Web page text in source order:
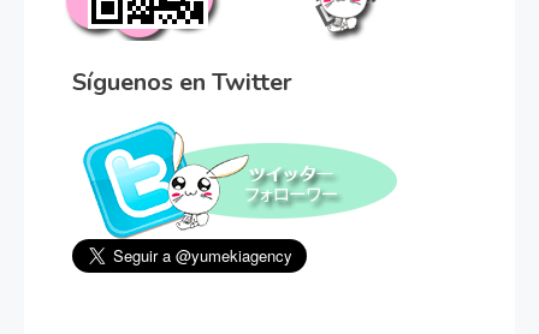
Síguenos en Twitter